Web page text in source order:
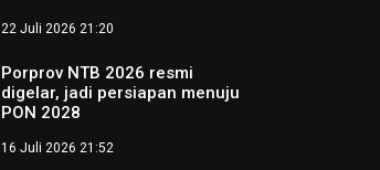
22 Juli 2026 21:20
Porprov NTB 2026 resmi
digelar, jadi persiapan menuju
PON 2028
16 Juli 2026 21:52